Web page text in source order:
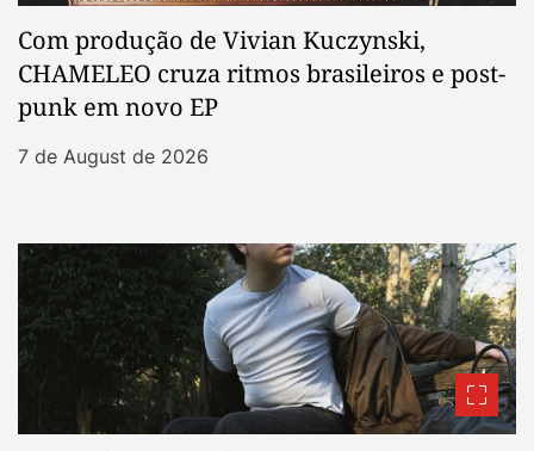
Com produção de Vivian Kuczynski,
CHAMELEO cruza ritmos brasileiros e post-
punk em novo EP
7 de August de 2026